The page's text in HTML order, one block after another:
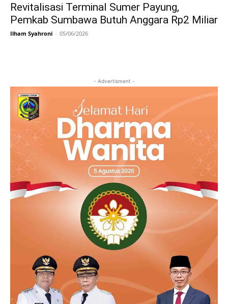
Revitalisasi Terminal Sumer Payung,
Pemkab Sumbawa Butuh Anggara Rp2 Miliar
Ilham Syahroni - 05/06/2026
- Advertisment -